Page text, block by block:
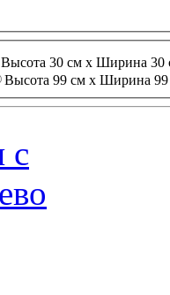
Высота 30 см х Ширина 30
Высота 99 см х Ширина